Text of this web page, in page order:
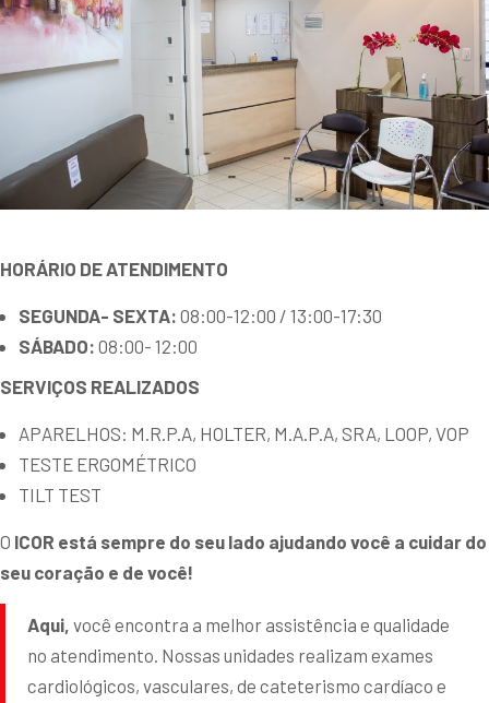
HORÁRIO DE ATENDIMENTO
SEGUNDA- SEXTA: 08:00-12:00 / 13:00-17:30
SÁBADO: 08:00- 12:00
SERVIÇOS REALIZADOS
APARELHOS: M.R.P.A, HOLTER, M.A.P.A, SRA, LOOP, VOP
TESTE ERGOMÉTRICO
TILT TEST
O ICOR está sempre do seu lado ajudando você a cuidar do
seu coração e de você!
Aqui, você encontra a melhor assistência e qualidade
no atendimento. Nossas unidades realizam exames
cardiológicos, vasculares, de cateterismo cardíaco e